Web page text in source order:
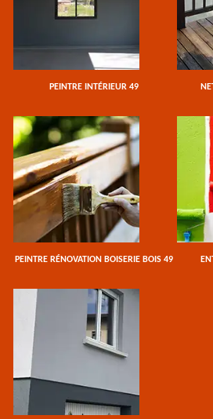
PEINTRE INTÉRIEUR 49
PEINTRE RÉNOVATION BOISERIE BOIS 49